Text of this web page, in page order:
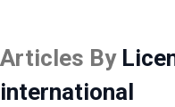
Articles By
international